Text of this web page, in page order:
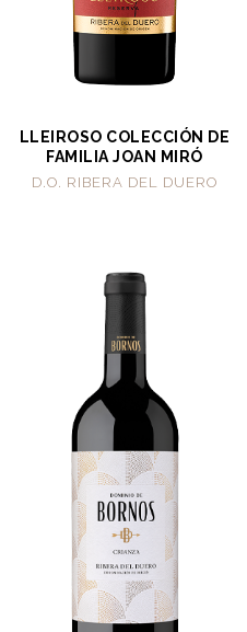
LLEIROSO COLECCIÓN DE
FAMILIA JOAN MIRÓ
D.O. RIBERA DEL DUERO